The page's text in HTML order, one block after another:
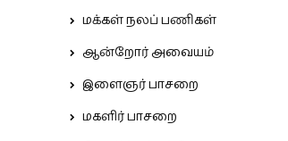
மக்கள் நலப் பணிகள்
ஆன்றோர் அவையம்
இளைஞர் பாசறை
மகளிர் பாசறை